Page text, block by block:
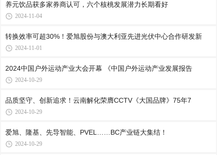
养元饮品获多家券商认可，六个核桃发展潜力长期看好
2024-11-04
转换效率可超30%！爱旭股份与澳大利亚先进光伏中心合作研发新
2024-11-01
2024中国户外运动产业大会开幕 《中国户外运动产业发展报告
2024-10-29
品质坚守、创新追求！云南解化荣膺CCTV《大国品牌》75年7
2024-10-29
爱旭、隆基、先导智能、PVEL……BC产业链大集结！
2024-10-29